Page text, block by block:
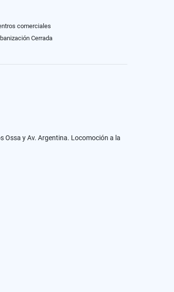
comerciales
Cerrada
Ossa y Av. Argentina. Locomoción a la